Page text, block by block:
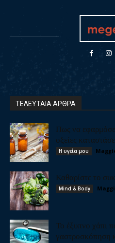
ΤΕΛΕΥΤΑΙΑ ΑΡΘΡΑ
Πως να
οξείες
Η υγεία μου
Καθαρίστε το
Mind & Body
Το έξυπνο χάπι
γαστροσκόπηση